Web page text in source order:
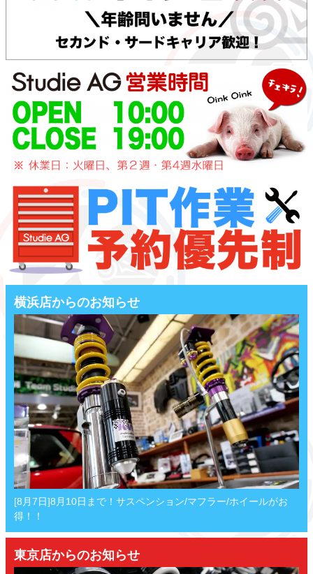
横浜店からのお知らせ
[8月7日]8月10日まで！サスペンション/マフラー/ホイールがお
得！！
東京店からのお知らせ